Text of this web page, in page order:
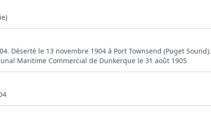
Déserté le 13 novembre 1904 à Port Townsend (Puget Sound).
Maritime Commercial de Dunkerque le 31 août 1905